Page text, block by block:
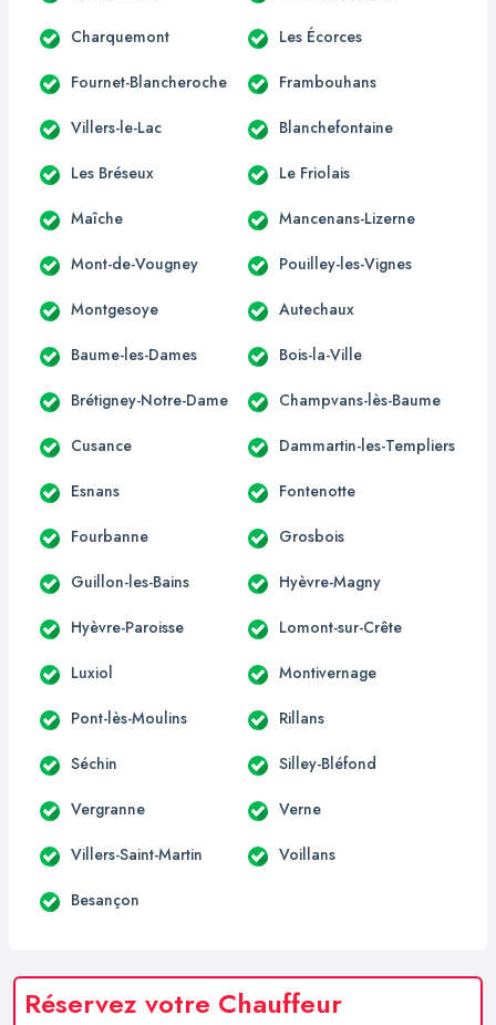
Charquemont Les Écorces
Fournet-Blancheroche Frambouhans
Villers-le-Lac Blanchefontaine
Les Bréseux Le Friolais
Maîche Mancenans-Lizerne
Mont-de-Vougney Pouilley-les-Vignes
Montgesoye Autechaux
Baume-les-Dames Bois-la-Ville
Brétigney-Notre-Dame Champvans-lès-Baume
Cusance Dammartin-les-Templiers
Esnans Fontenotte
Fourbanne Grosbois
Guillon-les-Bains Hyèvre-Magny
Hyèvre-Paroisse Lomont-sur-Crête
Luxiol Montivernage
Pont-lès-Moulins Rillans
Séchin Silley-Bléfond
Vergranne Verne
Villers-Saint-Martin Voillans
Besançon
Réservez votre Chauffeur